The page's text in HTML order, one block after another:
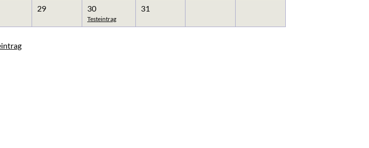
29 30
Testeintrag
31